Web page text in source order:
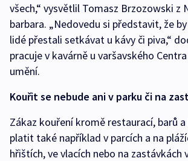
všech,“ vysvětlil Tomasz Brzozowski z
barbara. „Nedovedu si představit, že
lidé přestali setkávat u kávy či piva,“
pracuje v kavárně u varšavského
umění.
Kouřit se nebude ani v parku či na
Zákaz kouření kromě restaurací, barů
platit také například v parcích a na
hřištích, ve vlacích nebo na zastávkách